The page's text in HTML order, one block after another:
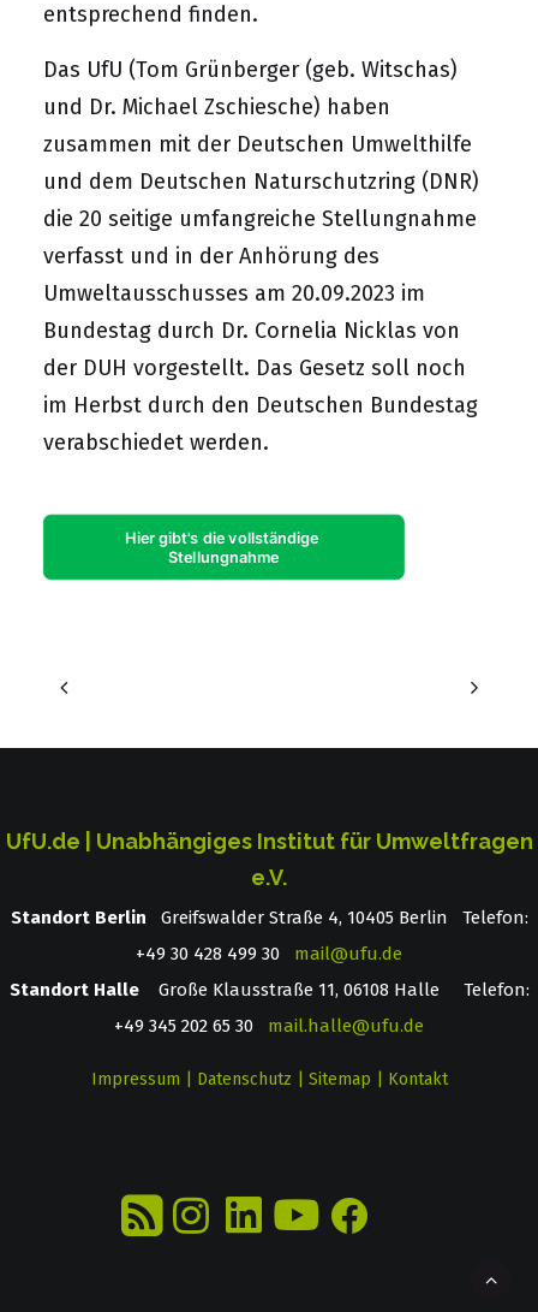
entsprechend finden.
Das UfU (Tom Grünberger (geb. Witschas)
und Dr. Michael Zschiesche) haben
zusammen mit der Deutschen Umwelthilfe
und dem Deutschen Naturschutzring (DNR)
die 20 seitige umfangreiche Stellungnahme
verfasst und in der Anhörung des
Umweltausschusses am 20.09.2023 im
Bundestag durch Dr. Cornelia Nicklas von
der DUH vorgestellt. Das Gesetz soll noch
im Herbst durch den Deutschen Bundestag
verabschiedet werden.
Hier gibt's die vollständige
Stellungnahme
UfU.de | Unabhängiges Institut für Umweltfragen
e.V.
Standort Berlin ­ Greifswalder Straße 4, 10405 Berlin Telefon:
+49 30 428 499 30 mail@ufu.de
Standort HalleGroße Klausstraße 11, 06108 Halle Telefon:
+49 345 202 65 30 mail.halle@ufu.de
Impressum Datenschutz Sitemap Kontakt